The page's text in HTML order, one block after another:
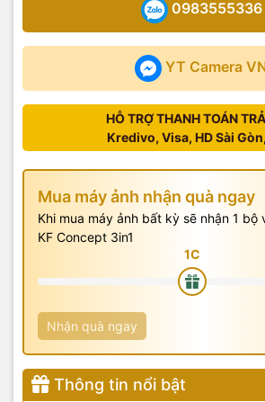
YT Camera
0983555336
HỖ TRỢ THANH TOÁN
Kredivo, Visa, HD Sài
Mua máy ảnh nhận quà ngay
Khi mua máy ảnh bất kỳ sẽ nhận 1 bộ
KF Concept 3in1
Nhận quà ngay
Thông tin nổi bật